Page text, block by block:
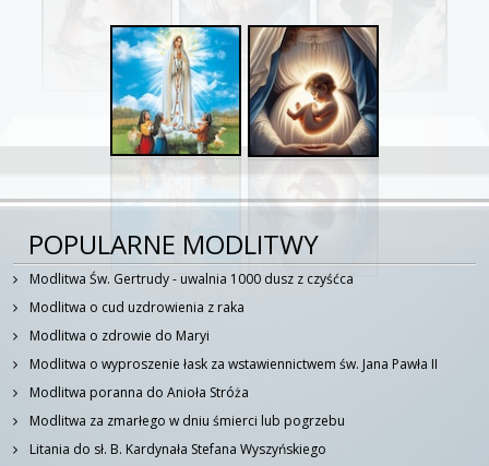
POPULARNE MODLITWY
Modlitwa Św. Gertrudy - uwalnia 1000 dusz z czyśćca
Modlitwa o cud uzdrowienia z raka
Modlitwa o zdrowie do Maryi
Modlitwa o wyproszenie łask za wstawiennictwem św. Jana Pawła II
Modlitwa poranna do Anioła Stróża
Modlitwa za zmarłego w dniu śmierci lub pogrzebu
Litania do sł. B. Kardynała Stefana Wyszyńskiego